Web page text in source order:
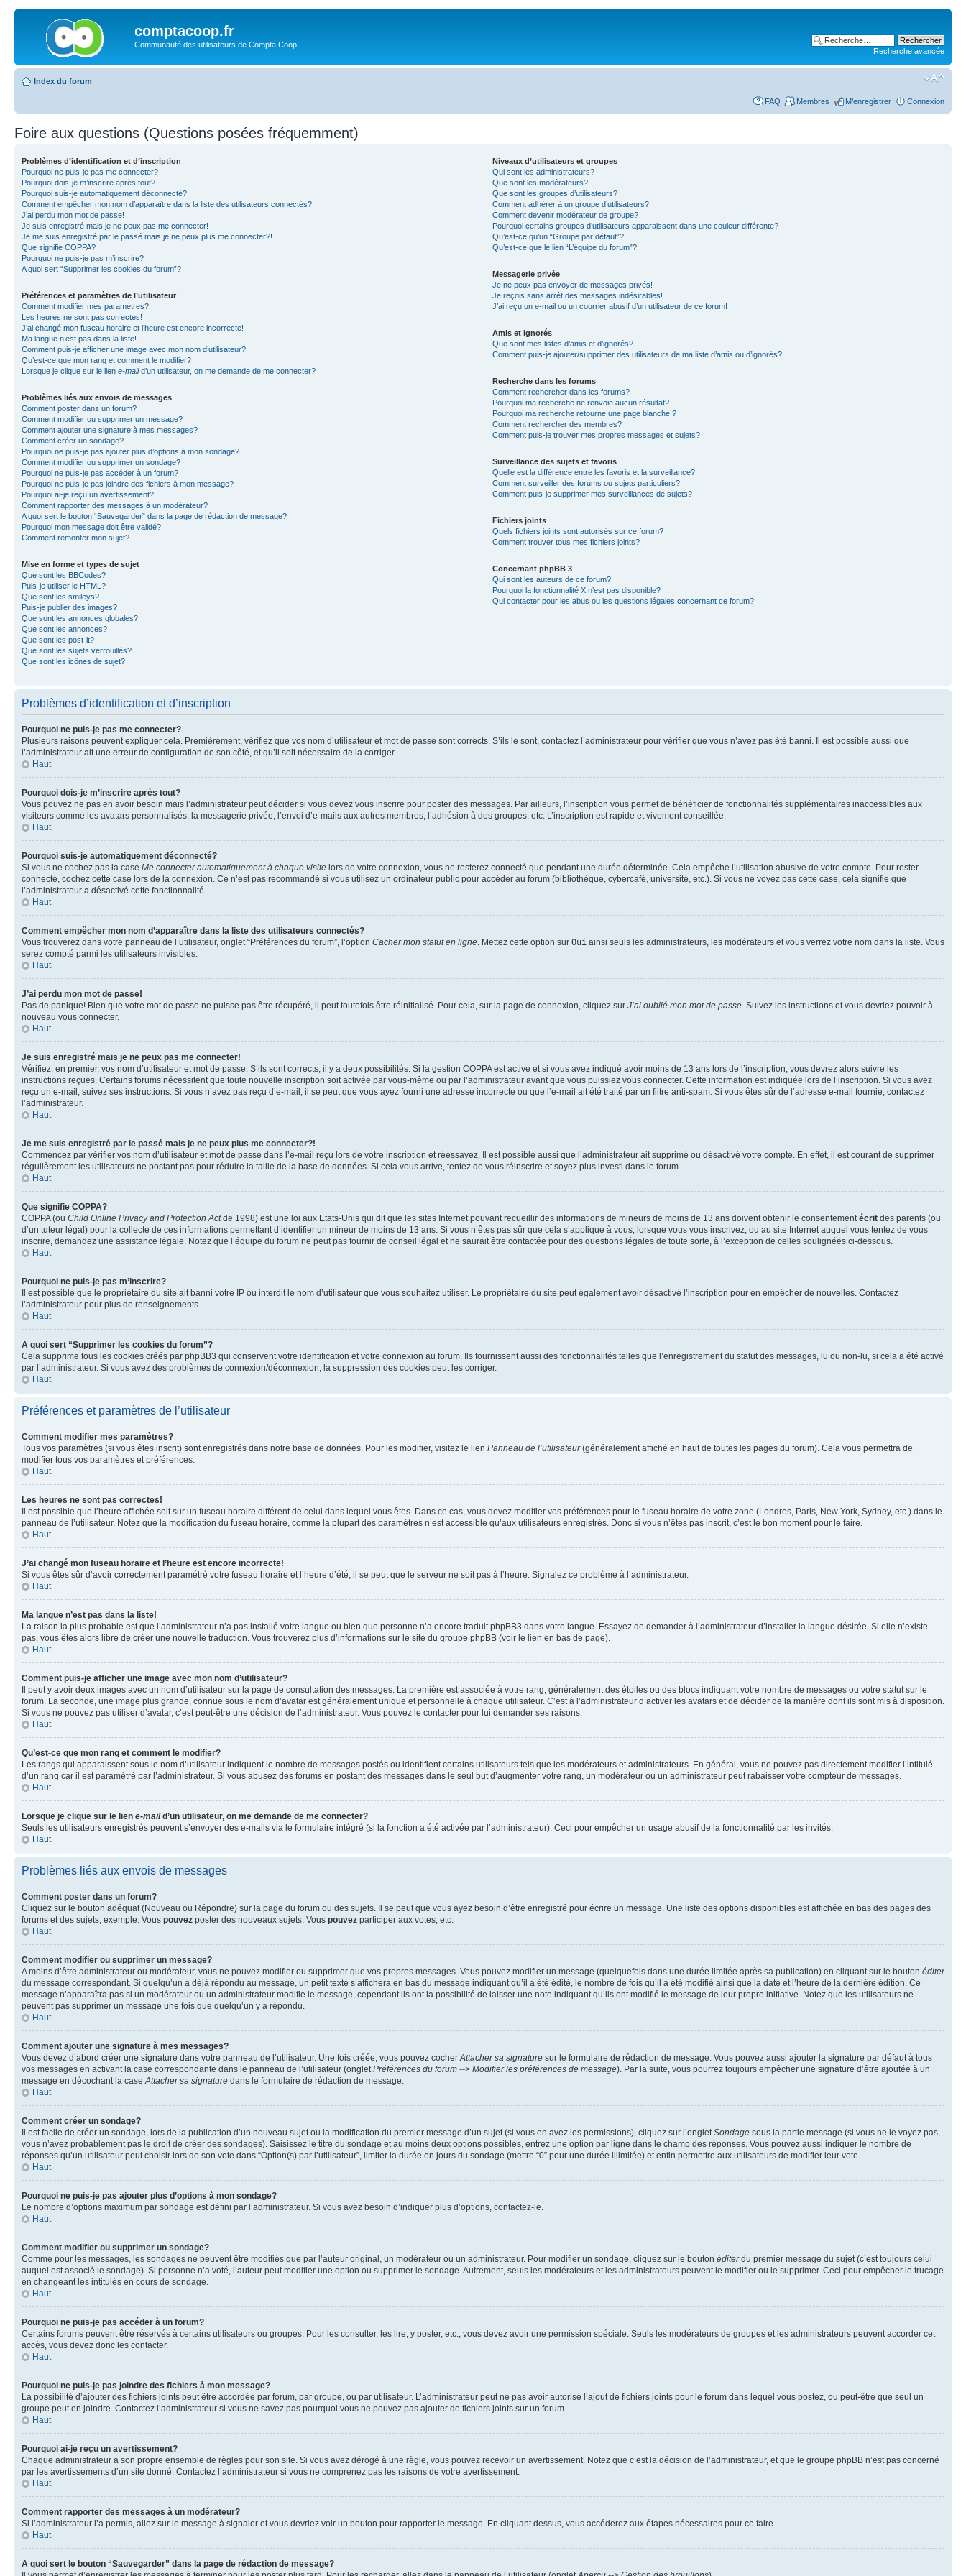
comptacoop.fr
Communauté des utilisateurs de Compta Coop
Recherche avancée
Index du forum
FAQ Membres M’enregistrer Connexion
Foire aux questions (Questions posées fréquemment)
Problèmes d’identification et d’inscription
Pourquoi ne puis-je pas me connecter?
Pourquoi dois-je m’inscrire après tout?
Pourquoi suis-je automatiquement déconnecté?
Comment empêcher mon nom d’apparaître dans la liste des utilisateurs connectés?
J’ai perdu mon mot de passe!
Je suis enregistré mais je ne peux pas me connecter!
Je me suis enregistré par le passé mais je ne peux plus me connecter?!
Que signifie COPPA?
Pourquoi ne puis-je pas m’inscrire?
A quoi sert “Supprimer les cookies du forum”?
Préférences et paramètres de l’utilisateur
Comment modifier mes paramètres?
Les heures ne sont pas correctes!
J’ai changé mon fuseau horaire et l’heure est encore incorrecte!
Ma langue n’est pas dans la liste!
Comment puis-je afficher une image avec mon nom d’utilisateur?
Qu’est-ce que mon rang et comment le modifier?
Lorsque je clique sur le lien e-maild’un utilisateur, on me demande de me connecter?
Problèmes liés aux envois de messages
Comment poster dans un forum?
Comment modifier ou supprimer un message?
Comment ajouter une signature à mes messages?
Comment créer un sondage?
Pourquoi ne puis-je pas ajouter plus d’options à mon sondage?
Comment modifier ou supprimer un sondage?
Pourquoi ne puis-je pas accéder à un forum?
Pourquoi ne puis-je pas joindre des fichiers à mon message?
Pourquoi ai-je reçu un avertissement?
Comment rapporter des messages à un modérateur?
A quoi sert le bouton “Sauvegarder” dans la page de rédaction de message?
Pourquoi mon message doit être validé?
Comment remonter mon sujet?
Mise en forme et types de sujet
Que sont les BBCodes?
Puis-je utiliser le HTML?
Que sont les smileys?
Puis-je publier des images?
Que sont les annonces globales?
Que sont les annonces?
Que sont les post-it?
Que sont les sujets verrouillés?
Que sont les icônes de sujet?
Niveaux d’utilisateurs et groupes
Qui sont les administrateurs?
Que sont les modérateurs?
Que sont les groupes d’utilisateurs?
Comment adhérer à un groupe d’utilisateurs?
Comment devenir modérateur de groupe?
Pourquoi certains groupes d’utilisateurs apparaissent dans une couleur différente?
Qu’est-ce qu’un “Groupe par défaut”?
Qu’est-ce que le lien “L’équipe du forum”?
Messagerie privée
Je ne peux pas envoyer de messages privés!
Je reçois sans arrêt des messages indésirables!
J’ai reçu un e-mail ou un courrier abusif d’un utilisateur de ce forum!
Amis et ignorés
Que sont mes listes d’amis et d’ignorés?
Comment puis-je ajouter/supprimer des utilisateurs de ma liste d’amis ou d’ignorés?
Recherche dans les forums
Comment rechercher dans les forums?
Pourquoi ma recherche ne renvoie aucun résultat?
Pourquoi ma recherche retourne une page blanche!?
Comment rechercher des membres?
Comment puis-je trouver mes propres messages et sujets?
Surveillance des sujets et favoris
Quelle est la différence entre les favoris et la surveillance?
Comment surveiller des forums ou sujets particuliers?
Comment puis-je supprimer mes surveillances de sujets?
Fichiers joints
Quels fichiers joints sont autorisés sur ce forum?
Comment trouver tous mes fichiers joints?
Concernant phpBB 3
Qui sont les auteurs de ce forum?
Pourquoi la fonctionnalité X n’est pas disponible?
Qui contacter pour les abus ou les questions légales concernant ce forum?
Problèmes d’identification et d’inscription
Pourquoi ne puis-je pas me connecter?
Plusieurs raisons peuvent expliquer cela. Premièrement, vérifiez que vos nom d’utilisateur et mot de passe sont corrects. S’ils le sont, contactez l’administrateur pour vérifier que vous n’avez pas été banni. Il est possible aussi que
l’administrateur ait une erreur de configuration de son côté, et qu’il soit nécessaire de la corriger.
Haut
Pourquoi dois-je m’inscrire après tout?
Vous pouvez ne pas en avoir besoin mais l’administrateur peut décider si vous devez vous inscrire pour poster des messages. Par ailleurs, l’inscription vous permet de bénéficier de fonctionnalités supplémentaires inaccessibles aux
visiteurs comme les avatars personnalisés, la messagerie privée, l’envoi d’e-mails aux autres membres, l’adhésion à des groupes, etc. L’inscription est rapide et vivement conseillée.
Haut
Pourquoi suis-je automatiquement déconnecté?
Si vous ne cochez pas la case Me connecter automatiquement à chaque visite lors de votre connexion, vous ne resterez connecté que pendant une durée déterminée. Cela empêche l’utilisation abusive de votre compte. Pour rester
connecté, cochez cette case lors de la connexion. Ce n’est pas recommandé si vous utilisez un ordinateur public pour accéder au forum (bibliothèque, cybercafé, université, etc.). Si vous ne voyez pas cette case, cela signifie que
l’administrateur a désactivé cette fonctionnalité.
Haut
Comment empêcher mon nom d’apparaître dans la liste des utilisateurs connectés?
Vous trouverez dans votre panneau de l’utilisateur, onglet “Préférences du forum”, l’option Cacher mon statut en ligne . Mettez cette option sur Oui ainsi seuls les administrateurs, les modérateurs et vous verrez votre nom dans la liste. Vous
serez compté parmi les utilisateurs invisibles.
Haut
J’ai perdu mon mot de passe!
Pas de panique! Bien que votre mot de passe ne puisse pas être récupéré, il peut toutefois être réinitialisé. Pour cela, sur la page de connexion, cliquez sur J’ai oublié mon mot de passe . Suivez les instructions et vous devriez pouvoir à
nouveau vous connecter.
Haut
Je suis enregistré mais je ne peux pas me connecter!
Vérifiez, en premier, vos nom d’utilisateur et mot de passe. S’ils sont corrects, il y a deux possibilités. Si la gestion COPPA est active et si vous avez indiqué avoir moins de 13 ans lors de l’inscription, vous devrez alors suivre les
instructions reçues. Certains forums nécessitent que toute nouvelle inscription soit activée par vous-même ou par l’administrateur avant que vous puissiez vous connecter. Cette information est indiquée lors de l’inscription. Si vous avez
reçu un e-mail, suivez ses instructions. Si vous n’avez pas reçu d’e-mail, il se peut que vous ayez fourni une adresse incorrecte ou que l’e-mail ait été traité par un filtre anti-spam. Si vous êtes sûr de l’adresse e-mail fournie, contactez
l’administrateur.
Haut
Je me suis enregistré par le passé mais je ne peux plus me connecter?!
Commencez par vérifier vos nom d’utilisateur et mot de passe dans l’e-mail reçu lors de votre inscription et réessayez. Il est possible aussi que l’administrateur ait supprimé ou désactivé votre compte. En effet, il est courant de supprimer
régulièrement les utilisateurs ne postant pas pour réduire la taille de la base de données. Si cela vous arrive, tentez de vous réinscrire et soyez plus investi dans le forum.
Haut
Que signifie COPPA?
COPPA (ou Child Online Privacy and Protection Actde 1998) est une loi aux Etats-Unis qui dit que les sites Internet pouvant recueillir des informations de mineurs de moins de 13 ans doivent obtenir le consentement écrit des parents (ou
d’un tuteur légal) pour la collecte de ces informations permettant d’identifier un mineur de moins de 13 ans. Si vous n’êtes pas sûr que cela s’applique à vous, lorsque vous vous inscrivez, ou au site Internet auquel vous tentez de vous
inscrire, demandez une assistance légale. Notez que l’équipe du forum ne peut pas fournir de conseil légal et ne saurait être contactée pour des questions légales de toute sorte, à l’exception de celles soulignées ci-dessous.
Haut
Pourquoi ne puis-je pas m’inscrire?
Il est possible que le propriétaire du site ait banni votre IP ou interdit le nom d’utilisateur que vous souhaitez utiliser. Le propriétaire du site peut également avoir désactivé l’inscription pour en empêcher de nouvelles. Contactez
l’administrateur pour plus de renseignements.
Haut
A quoi sert “Supprimer les cookies du forum”?
Cela supprime tous les cookies créés par phpBB3 qui conservent votre identification et votre connexion au forum. Ils fournissent aussi des fonctionnalités telles que l’enregistrement du statut des messages, lu ou non-lu, si cela a été activé
par l’administrateur. Si vous avez des problèmes de connexion/déconnexion, la suppression des cookies peut les corriger.
Haut
Préférences et paramètres de l’utilisateur
Comment modifier mes paramètres?
Tous vos paramètres (si vous êtes inscrit) sont enregistrés dans notre base de données. Pour les modifier, visitez le lien Panneau de l’utilisateur(généralement affiché en haut de toutes les pages du forum). Cela vous permettra de
modifier tous vos paramètres et préférences.
Haut
Les heures ne sont pas correctes!
Il est possible que l’heure affichée soit sur un fuseau horaire différent de celui dans lequel vous êtes. Dans ce cas, vous devez modifier vos préférences pour le fuseau horaire de votre zone (Londres, Paris, New York, Sydney, etc.) dans le
panneau de l’utilisateur. Notez que la modification du fuseau horaire, comme la plupart des paramètres n’est accessible qu’aux utilisateurs enregistrés. Donc si vous n’êtes pas inscrit, c’est le bon moment pour le faire.
Haut
J’ai changé mon fuseau horaire et l’heure est encore incorrecte!
Si vous êtes sûr d’avoir correctement paramétré votre fuseau horaire et l’heure d’été, il se peut que le serveur ne soit pas à l’heure. Signalez ce problème à l’administrateur.
Haut
Ma langue n’est pas dans la liste!
La raison la plus probable est que l’administrateur n’a pas installé votre langue ou bien que personne n’a encore traduit phpBB3 dans votre langue. Essayez de demander à l’administrateur d’installer la langue désirée. Si elle n’existe
pas, vous êtes alors libre de créer une nouvelle traduction. Vous trouverez plus d’informations sur le site du groupe phpBB (voir le lien en bas de page).
Haut
Comment puis-je afficher une image avec mon nom d’utilisateur?
Il peut y avoir deux images avec un nom d’utilisateur sur la page de consultation des messages. La première est associée à votre rang, généralement des étoiles ou des blocs indiquant votre nombre de messages ou votre statut sur le
forum. La seconde, une image plus grande, connue sous le nom d’avatar est généralement unique et personnelle à chaque utilisateur. C’est à l’administrateur d’activer les avatars et de décider de la manière dont ils sont mis à disposition.
Si vous ne pouvez pas utiliser d’avatar, c’est peut-être une décision de l’administrateur. Vous pouvez le contacter pour lui demander ses raisons.
Haut
Qu’est-ce que mon rang et comment le modifier?
Les rangs qui apparaissent sous le nom d’utilisateur indiquent le nombre de messages postés ou identifient certains utilisateurs tels que les modérateurs et administrateurs. En général, vous ne pouvez pas directement modifier l’intitulé
d’un rang car il est paramétré par l’administrateur. Si vous abusez des forums en postant des messages dans le seul but d’augmenter votre rang, un modérateur ou un administrateur peut rabaisser votre compteur de messages.
Haut
Lorsque je clique sur le lien e-maild’un utilisateur, on me demande de me connecter?
Seuls les utilisateurs enregistrés peuvent s’envoyer des e-mails via le formulaire intégré (si la fonction a été activée par l’administrateur). Ceci pour empêcher un usage abusif de la fonctionnalité par les invités.
Haut
Problèmes liés aux envois de messages
Comment poster dans un forum?
Cliquez sur le bouton adéquat (Nouveau ou Répondre) sur la page du forum ou des sujets. Il se peut que vous ayez besoin d’être enregistré pour écrire un message. Une liste des options disponibles est affichée en bas des pages des
forums et des sujets, exemple: Vous pouvez poster des nouveaux sujets, Vous pouvez participer aux votes, etc.
Haut
Comment modifier ou supprimer un message?
A moins d’être administrateur ou modérateur, vous ne pouvez modifier ou supprimer que vos propres messages. Vous pouvez modifier un message (quelquefois dans une durée limitée après sa publication) en cliquant sur le bouton éditer
du message correspondant. Si quelqu’un a déjà répondu au message, un petit texte s’affichera en bas du message indiquant qu’il a été édité, le nombre de fois qu’il a été modifié ainsi que la date et l’heure de la dernière édition. Ce
message n’apparaîtra pas si un modérateur ou un administrateur modifie le message, cependant ils ont la possibilité de laisser une note indiquant qu’ils ont modifié le message de leur propre initiative. Notez que les utilisateurs ne
peuvent pas supprimer un message une fois que quelqu’un y a répondu.
Haut
Comment ajouter une signature à mes messages?
Vous devez d’abord créer une signature dans votre panneau de l’utilisateur. Une fois créée, vous pouvez cocher Attacher sa signature sur le formulaire de rédaction de message. Vous pouvez aussi ajouter la signature par défaut à tous
vos messages en activant la case correspondante dans le panneau de l’utilisateur (onglet Préférences du forum --> Modifier les préférences de message). Par la suite, vous pourrez toujours empêcher une signature d’être ajoutée à un
message en décochant la case Attacher sa signature dans le formulaire de rédaction de message.
Haut
Comment créer un sondage?
Il est facile de créer un sondage, lors de la publication d’un nouveau sujet ou la modification du premier message d’un sujet (si vous en avez les permissions), cliquez sur l’onglet Sondage sous la partie message (si vous ne le voyez pas,
vous n’avez probablement pas le droit de créer des sondages). Saisissez le titre du sondage et au moins deux options possibles, entrez une option par ligne dans le champ des réponses. Vous pouvez aussi indiquer le nombre de
réponses qu’un utilisateur peut choisir lors de son vote dans “Option(s) par l’utilisateur”, limiter la durée en jours du sondage (mettre “0” pour une durée illimitée) et enfin permettre aux utilisateurs de modifier leur vote.
Haut
Pourquoi ne puis-je pas ajouter plus d’options à mon sondage?
Le nombre d’options maximum par sondage est défini par l’administrateur. Si vous avez besoin d’indiquer plus d’options, contactez-le.
Haut
Comment modifier ou supprimer un sondage?
Comme pour les messages, les sondages ne peuvent être modifiés que par l’auteur original, un modérateur ou un administrateur. Pour modifier un sondage, cliquez sur le bouton éditerdu premier message du sujet (c’est toujours celui
auquel est associé le sondage). Si personne n’a voté, l’auteur peut modifier une option ou supprimer le sondage. Autrement, seuls les modérateurs et les administrateurs peuvent le modifier ou le supprimer. Ceci pour empêcher le trucage
en changeant les intitulés en cours de sondage.
Haut
Pourquoi ne puis-je pas accéder à un forum?
Certains forums peuvent être réservés à certains utilisateurs ou groupes. Pour les consulter, les lire, y poster, etc., vous devez avoir une permission spéciale. Seuls les modérateurs de groupes et les administrateurs peuvent accorder cet
accès, vous devez donc les contacter.
Haut
Pourquoi ne puis-je pas joindre des fichiers à mon message?
La possibilité d’ajouter des fichiers joints peut être accordée par forum, par groupe, ou par utilisateur. L’administrateur peut ne pas avoir autorisé l’ajout de fichiers joints pour le forum dans lequel vous postez, ou peut-être que seul un
groupe peut en joindre. Contactez l’administrateur si vous ne savez pas pourquoi vous ne pouvez pas ajouter de fichiers joints sur un forum.
Haut
Pourquoi ai-je reçu un avertissement?
Chaque administrateur a son propre ensemble de règles pour son site. Si vous avez dérogé à une règle, vous pouvez recevoir un avertissement. Notez que c’est la décision de l’administrateur, et que le groupe phpBB n’est pas concerné
par les avertissements d’un site donné. Contactez l’administrateur si vous ne comprenez pas les raisons de votre avertissement.
Haut
Comment rapporter des messages à un modérateur?
Si l’administrateur l’a permis, allez sur le message à signaler et vous devriez voir un bouton pour rapporter le message. En cliquant dessus, vous accéderez aux étapes nécessaires pour ce faire.
Haut
A quoi sert le bouton “Sauvegarder” dans la page de rédaction de message?